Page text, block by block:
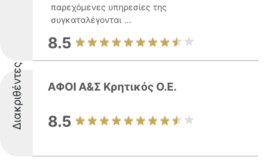
παρεχόμενες υπηρεσίες της
συγκαταλέγονται ...
8.5
Διακριθέντες ΑΦΟΙ Α&Σ Κρητικός Ο.Ε.
8.5